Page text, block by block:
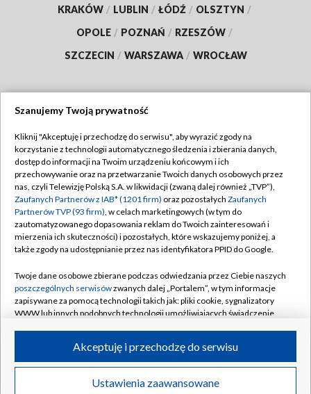
KRAKÓW / LUBLIN / ŁÓDŹ / OLSZTYN /
OPOLE / POZNAŃ / RZESZÓW /
SZCZECIN / WARSZAWA / WROCŁAW
TVP
Abonament TVP
Emisja w TVP
Centrum informacji TVP
Naziemna Telewizja Cyfrowa
Rada Programowa
System NOS
Informacje o nadawcy
Program dla prasy
Regulamin TVP
Polityka prywatności
Moje zgody
Pomoc
Kontakt
Kanały
©2026 Telewizja Polska S.A. w likwidacji
Szanujemy Twoją prywatność
Kliknij "Akceptuję i przechodzę do serwisu", aby wyrazić zgody na
korzystanie z technologii automatycznego śledzenia i zbierania danych,
dostęp do informacji na Twoim urządzeniu końcowym i ich
przechowywanie oraz na przetwarzanie Twoich danych osobowych przez
nas, czyli Telewizję Polską S.A. w likwidacji (zwaną dalej również „TVP”),
Zaufanych Partnerów z IAB* (1201 firm) oraz pozostałych Zaufanych
Partnerów TVP (93 firm), w celach marketingowych (w tym do
zautomatyzowanego dopasowania reklam do Twoich zainteresowań i
mierzenia ich skuteczności) i pozostałych, które wskazujemy poniżej, a
także zgody na udostępnianie przez nas identyfikatora PPID do Google.
Twoje dane osobowe zbierane podczas odwiedzania przez Ciebie naszych
poszczególnych serwisówzwanych dalej „Portalem”, w tym informacje
zapisywane za pomocą technologii takich jak: pliki cookie, sygnalizatory
WWW lub innych podobnych technologii umożliwiających świadczenie
ruchu w Internecie.
Twoje dane osobowe zbierane podczas odwiedzania przez Ciebie
poszczególnych serwisówna Portalu, takie jak adresy IP, identyfikatory
Ustawienia zaawansowane
Akceptuję i przechodzę do serwisu